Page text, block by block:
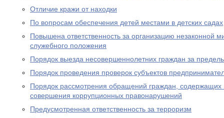
Отличие кражи от находки
По вопросам обеспечения детей местами в детских садах
Повышена ответственность за организацию незаконной
служебного положения
Порядок выезда несовершеннолетних граждан за
Порядок проведения проверок субъектов
Порядок рассмотрения обращений граждан,
совершения коррупционных правонарушений
Предусмотренная ответственность за терроризм